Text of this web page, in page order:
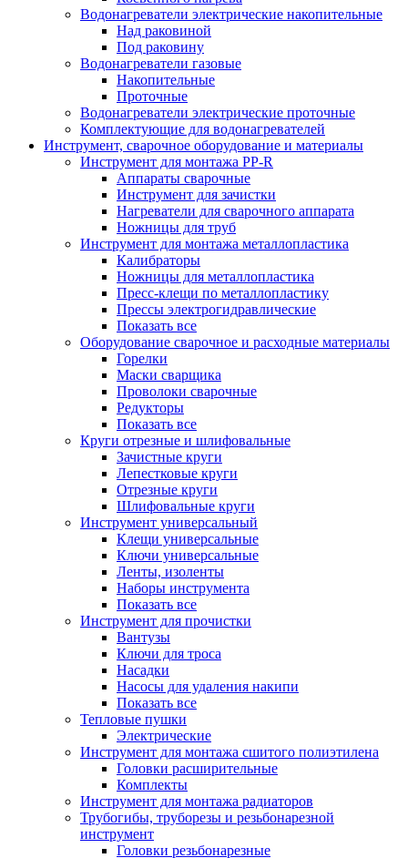
Водонагреватели электрические накопительные
Над раковиной
Под раковину
Водонагреватели газовые
Накопительные
Проточные
Водонагреватели электрические проточные
Комплектующие для водонагревателей
Инструмент, сварочное оборудование и материалы
Инструмент для монтажа PP-R
Аппараты сварочные
Инструмент для зачистки
Нагреватели для сварочного аппарата
Ножницы для труб
Инструмент для монтажа металлопластика
Калибраторы
Ножницы для металлопластика
Пресс-клещи по металлопластику
Прессы электрогидравлические
Показать все
Оборудование сварочное и расходные материалы
Горелки
Маски сварщика
Проволоки сварочные
Редукторы
Показать все
Круги отрезные и шлифовальные
Зачистные круги
Лепестковые круги
Отрезные круги
Шлифовальные круги
Инструмент универсальный
Клещи универсальные
Ключи универсальные
Ленты, изоленты
Наборы инструмента
Показать все
Инструмент для прочистки
Вантузы
Ключи для троса
Насадки
Насосы для удаления накипи
Показать все
Тепловые пушки
Электрические
Инструмент для монтажа сшитого полиэтилена
Головки расширительные
Комплекты
Инструмент для монтажа радиаторов
Трубогибы, труборезы и резьбонарезной
инструмент
Головки резьбонарезные